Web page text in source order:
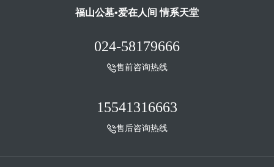
福山公墓•爱在人间 情系天堂
024-58179666
售前咨询热线
15541316663
售后咨询热线